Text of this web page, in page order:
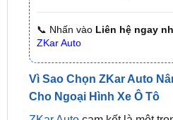
Vì Sao Chọn ZKar Auto
Cho Ngoại Hình Xe Ô Tô
ZKar Autocam kết là một
Body Kit SR Mitsubishi